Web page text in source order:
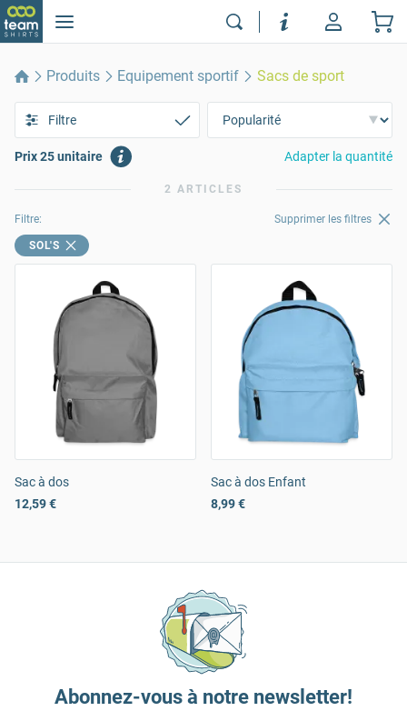
Produits Equipement sportif Sacs de sport
Filtre
Prix 25 unitaire Adapter la quantité
2 ARTICLES
Filtre: Supprimer les filtres
SOL'S
Sac à dos
12,59 €
Sac à dos Enfant
8,99 €
Abonnez-vous à notre newsletter!